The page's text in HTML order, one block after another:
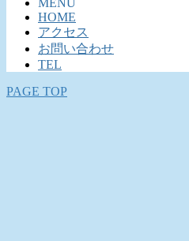
HOME
アクセス
お問い合わせ
TEL
PAGE TOP